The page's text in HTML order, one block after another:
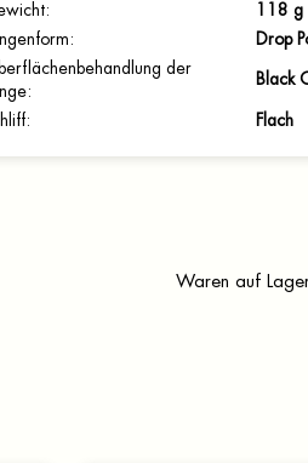
:
118 g
:
Drop
der
:
Black
: Flach
Waren auf